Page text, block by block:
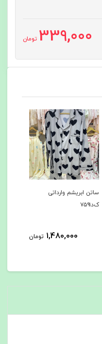
339,000 تومان
ساتن ابریشم وارداتی
ک‌د۷۵۹۱
1,480,000 تومان